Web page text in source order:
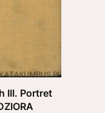
III. Portret